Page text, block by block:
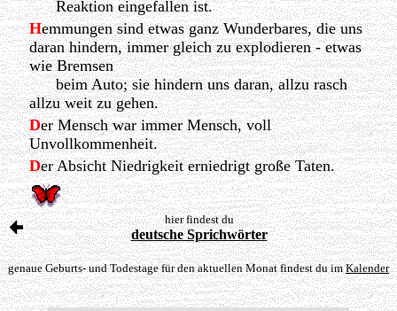
Reaktion eingefallen ist.
Hemmungen sind etwas ganz Wunderbares, die uns
daran hindern, immer gleich zu explodieren - etwas
wie Bremsen
beim Auto; sie hindern uns daran, allzu rasch
allzu weit zu gehen.
Der Mensch war immer Mensch, voll
Unvollkommenheit.
Der Absicht Niedrigkeit erniedrigt große Taten.
hier findest du
deutsche Sprichwörter
genaue Geburts- und Todestage für den aktuellen Monat findest du imKalender